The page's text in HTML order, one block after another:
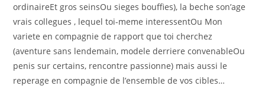
ordinaireEt gros seinsOu sieges bouffies), la beche son’age
vrais collegues , lequel toi-meme interessentOu Mon
variete en compagnie de rapport que toi cherchez
(aventure sans lendemain, modele derriere convenableOu
penis sur certains, rencontre passionne) mais aussi le
reperage en compagnie de l’ensemble de vos cibles…